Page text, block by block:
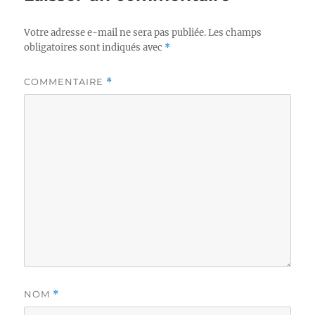
Votre adresse e-mail ne sera pas publiée. Les champs
obligatoires sont indiqués avec *
COMMENTAIRE *
NOM *